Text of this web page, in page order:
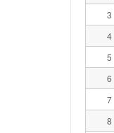
3
4
5
6
7
8